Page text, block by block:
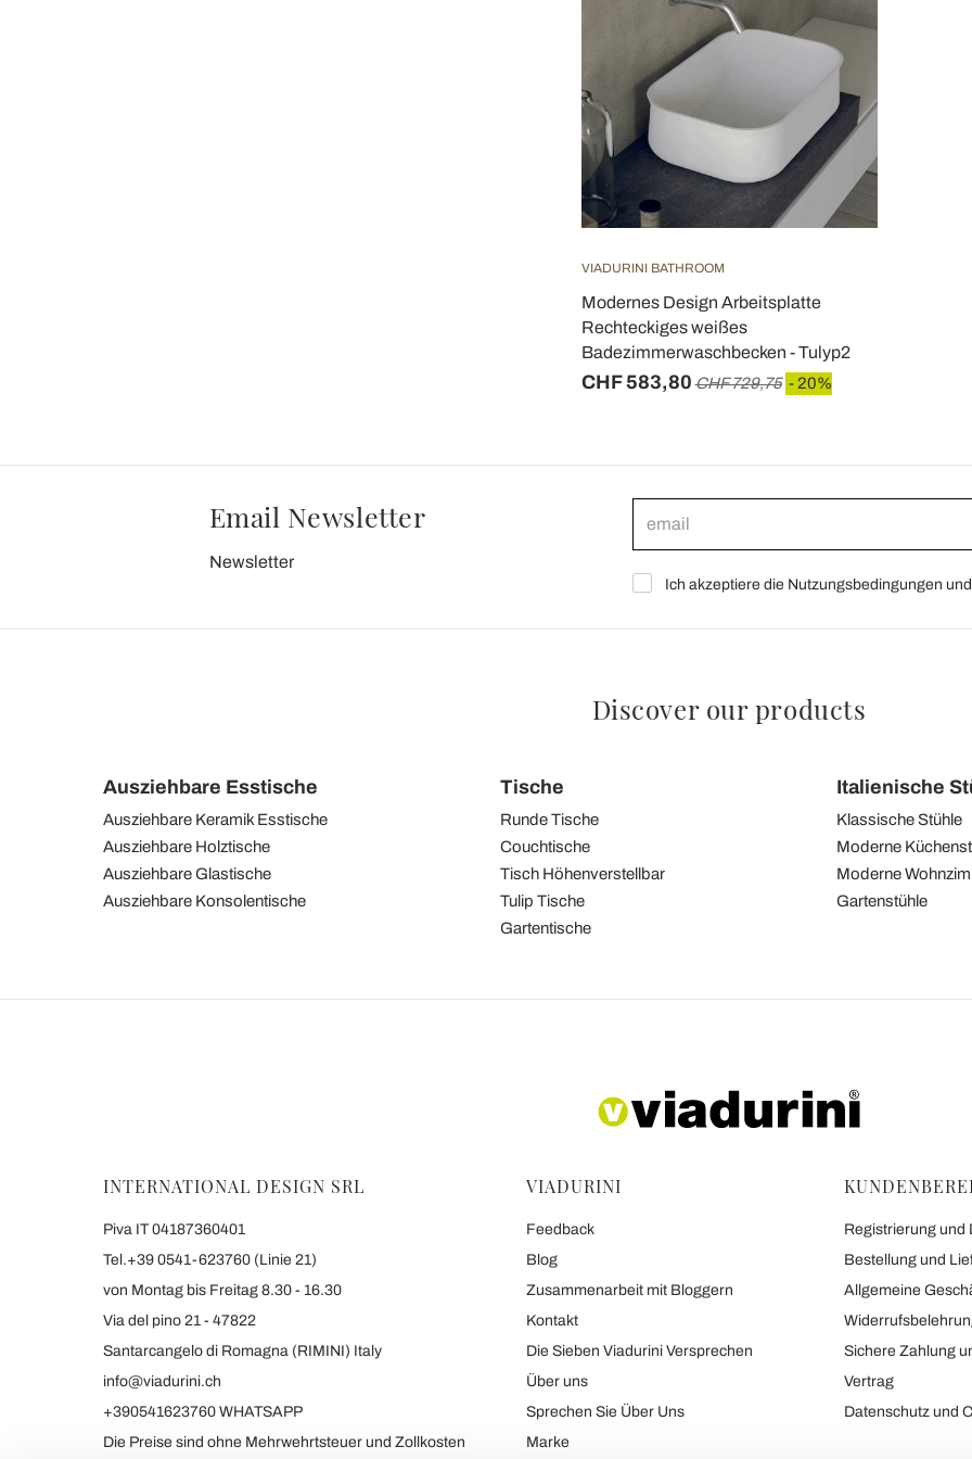
VIADURINI BATHROOM
Modernes Design Arbeitsplatte
Rechteckiges weißes
Badezimmerwaschbecken - Tulyp2
CHF 583,80 CHF 729,75 - 20%
Email Newsletter
Newsletter
Ich akzeptiere die Nutzungsbedingungen
Discover our products
Ausziehbare Esstische
Ausziehbare Keramik Esstische
Ausziehbare Holztische
Ausziehbare Glastische
Ausziehbare Konsolentische
Tische
Runde Tische
Couchtische
Tisch Höhenverstellbar
Tulip Tische
Gartentische
Italienische
Klassische Stühle
Moderne
Moderne
Gartenstühle
INTERNATIONAL DESIGN SRL
Piva IT 04187360401
Tel.+39 0541-623760 (Linie 21)
von Montag bis Freitag 8.30 - 16.30
Via del pino 21 - 47822
Santarcangelo di Romagna (RIMINI) Italy
info@viadurini.ch
+390541623760 WHATSAPP
Die Preise sind ohne Mehrwehrtsteuer und Zollkosten
VIADURINI
Feedback
Blog
Zusammenarbeit mit Bloggern
Kontakt
Die Sieben Viadurini Versprechen
Über uns
Sprechen Sie Über Uns
Marke
Registrierung und
Bestellung und
Allgemeine
Sichere Zahlung
Vertrag
Datenschutz und